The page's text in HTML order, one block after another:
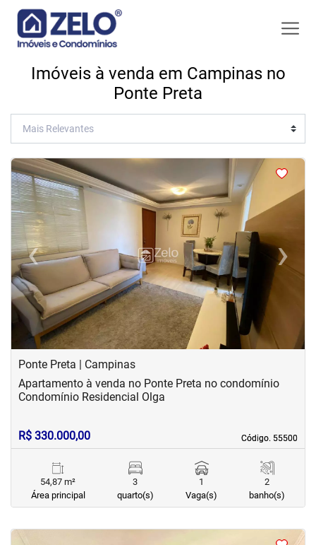
Imóveis à venda em Campinas no
Ponte Preta
<<<<
‹Previous ›Next
Ponte Preta | Campinas
Código. 55500
Código. 55500
Apartamento à venda no Ponte Preta no condomínio
Condomínio Residencial Olga
R$ 330.000,00
54,87 m²
Área principal
3
quarto(s)
1
Vaga(s)
2
banho(s)
<